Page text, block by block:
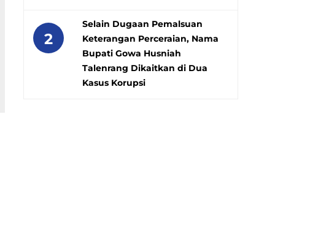
2
Selain Dugaan Pemalsuan
Keterangan Perceraian, Nama
Bupati Gowa Husniah
Talenrang Dikaitkan di Dua
Kasus Korupsi